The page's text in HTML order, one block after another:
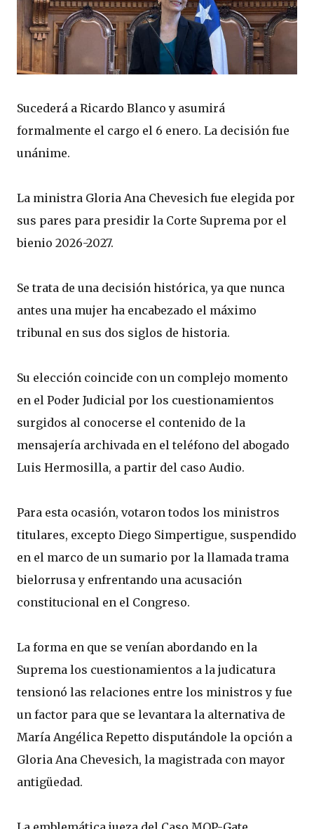
Sucederá a Ricardo Blanco y asumirá
formalmente el cargo el 6 enero. La decisión fue
unánime.
La ministra Gloria Ana Chevesich fue elegida por
sus pares para presidir la Corte Suprema por el
bienio 2026-2027.
Se trata de una decisión histórica, ya que nunca
antes una mujer ha encabezado el máximo
tribunal en sus dos siglos de historia.
Su elección coincide con un complejo momento
en el Poder Judicial por los cuestionamientos
surgidos al conocerse el contenido de la
mensajería archivada en el teléfono del abogado
Luis Hermosilla, a partir del caso Audio.
Para esta ocasión, votaron todos los ministros
titulares, excepto Diego Simpertigue, suspendido
en el marco de un sumario por la llamada trama
bielorrusa y enfrentando una acusación
constitucional en el Congreso.
La forma en que se venían abordando en la
Suprema los cuestionamientos a la judicatura
tensionó las relaciones entre los ministros y fue
un factor para que se levantara la alternativa de
María Angélica Repetto disputándole la opción a
Gloria Ana Chevesich, la magistrada con mayor
antigüedad.